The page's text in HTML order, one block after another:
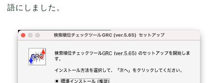
語にしました。